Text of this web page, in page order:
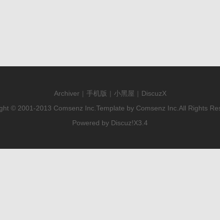
Archiver | 手机版 | 小黑屋 | DiscuzX
© 2001-2013 Comsenz Inc. Template by Comsenz Inc. All Rights
Powered by Discuz!X3.4